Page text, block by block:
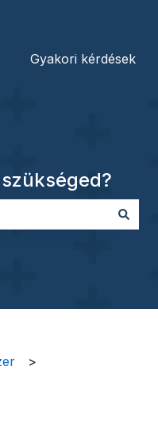
fordításokhoz
Gyakori kérdések